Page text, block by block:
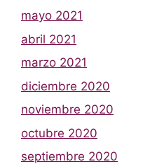
mayo 2021
abril 2021
marzo 2021
diciembre 2020
noviembre 2020
octubre 2020
septiembre 2020